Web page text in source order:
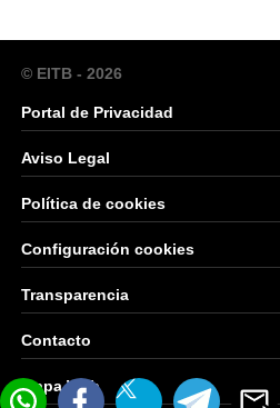
© EITB - 2026
Portal de Privacidad
Aviso Legal
Política de cookies
Configuración cookies
Transparencia
Contacto
Mapa Web